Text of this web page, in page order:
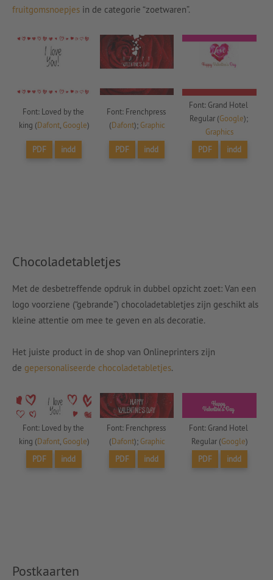
fruitgomsnoepjes in de categorie “zoetwaren”.
Font: Loved by the
king (Dafont, Google)
Font: Frenchpress
(Dafont); Graphic
Font: Grand Hotel
Regular (Google );
Graphics
PDF
indd PDF indd PDF indd
Chocoladetabletjes
Met de desbetreffende opdruk in dubbel opzicht zoet: Van een
logo voorziene (“gebrande”) chocoladetabletjes zijn geschikt als
kleine attentie om mee te geven en als decoratie.
Het juiste product in de shop van Onlineprinters zijn
de gepersonaliseerde chocoladetabletjes.
Font: Loved by the
king (Dafont, Google)
Font: Frenchpress
(Dafont); Graphic
Font: Grand Hotel
Regular (Google)
PDF
indd PDF indd PDF indd
Postkaarten